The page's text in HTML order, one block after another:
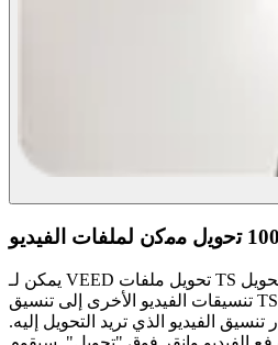
يمكن لـ VEED تحويل ملفات TS إلى تنسيقات متعددة وتحويل
تنسيقات الفيديو الأخرى إلى تنسيق TS. ما عليك سوى تحديد نوع
تنسيق الفيديو الذي تريد التحويل إليه.